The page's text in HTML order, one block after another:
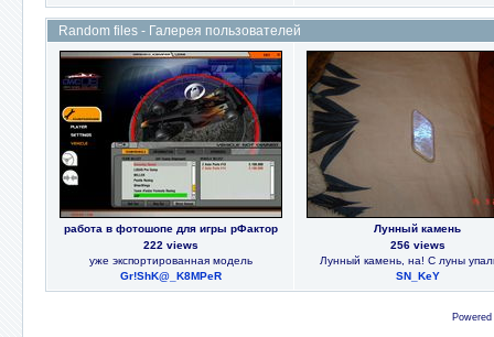
Random files - Галерея пользователей
работа в фотошопе для игры рФактор
222 views
уже экспортированная модель
Gr!ShK@_K8MPeR
Лунный камень
256 views
Лунный камень, на! С луны
SN_KeY